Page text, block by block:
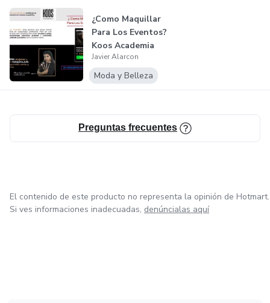
¿Como Maquillar
Para Los Eventos?
Koos Academia
Javier Alarcon
Moda y Belleza
Preguntas frecuentes
El contenido de este producto no representa la opinión de Hotmart.
Si ves informaciones inadecuadas, denúncialas aquí